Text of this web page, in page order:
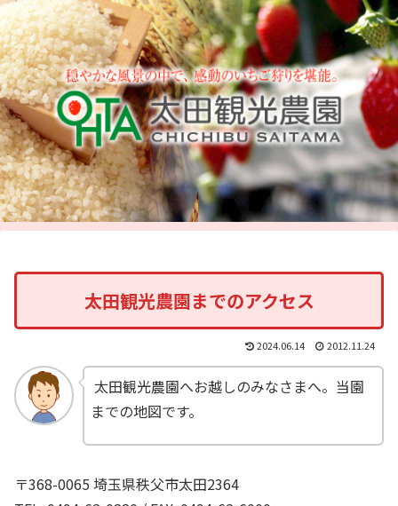
太田観光農園までのアクセス
2024.06.14 2012.11.24
太田観光農園へお越しのみなさまへ。当園
までの地図です。
〒368-0065 埼玉県秩父市太田2364